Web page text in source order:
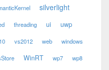
silverlight
threading ui uwp
vs2012 web windows
WinRT wp7 wp8